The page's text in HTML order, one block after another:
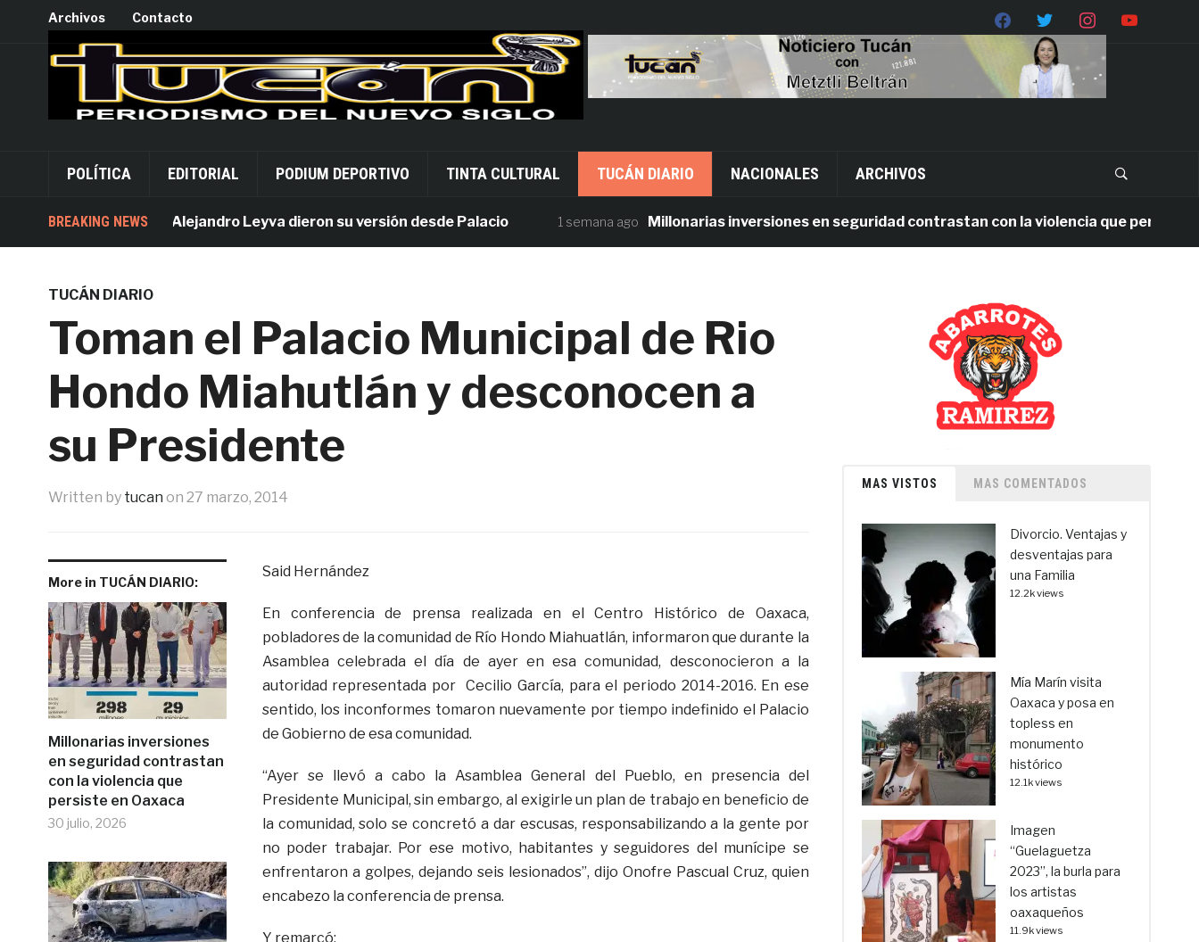
Archivos Contacto
POLÍTICA EDITORIAL PODIUM DEPORTIVO TINTA CULTURAL TUCÁN DIARIO NACIONALES ARCHIVOS
BREAKING NEWS
Acusados por Alejandro Leyva dieron su versión desde Palacio 1 semana ago Millonarias inversiones en seguridad contrastan con la violencia que persiste en
TUCÁN DIARIO
Toman el Palacio Municipal de Rio
Hondo Miahutlán y desconocen a
su Presidente
Written by tucan on 27 marzo, 2014
More in TUCÁN DIARIO:
Millonarias inversiones
en seguridad contrastan
con la violencia que
persiste en Oaxaca
30 julio, 2026
Said Hernández
En conferencia de prensa realizada en el Centro Histórico de Oaxaca,
pobladores de la comunidad de Río Hondo Miahuatlán, informaron que durante la
Asamblea celebrada el día de ayer en esa comunidad, desconocieron a la
autoridad representada por Cecilio García, para el periodo 2014-2016. En ese
sentido, los inconformes tomaron nuevamente por tiempo indefinido el Palacio
de Gobierno de esa comunidad.
“Ayer se llevó a cabo la Asamblea General del Pueblo, en presencia del
Presidente Municipal, sin embargo, al exigirle un plan de trabajo en beneficio de
la comunidad, solo se concretó a dar escusas, responsabilizando a la gente por
no poder trabajar. Por ese motivo, habitantes y seguidores del munícipe se
enfrentaron a golpes, dejando seis lesionados”, dijo Onofre Pascual Cruz, quien
encabezo la conferencia de prensa.
Y remarcó:
MAS VISTOS MAS COMENTADOS
Divorcio. Ventajas y
desventajas para
una Familia
12.2k views
Mía Marín visita
Oaxaca y posa en
topless en
monumento
histórico
12.1k views
Imagen
“Guelaguetza
2023”, la burla para
los artistas
oaxaqueños
11.9k views